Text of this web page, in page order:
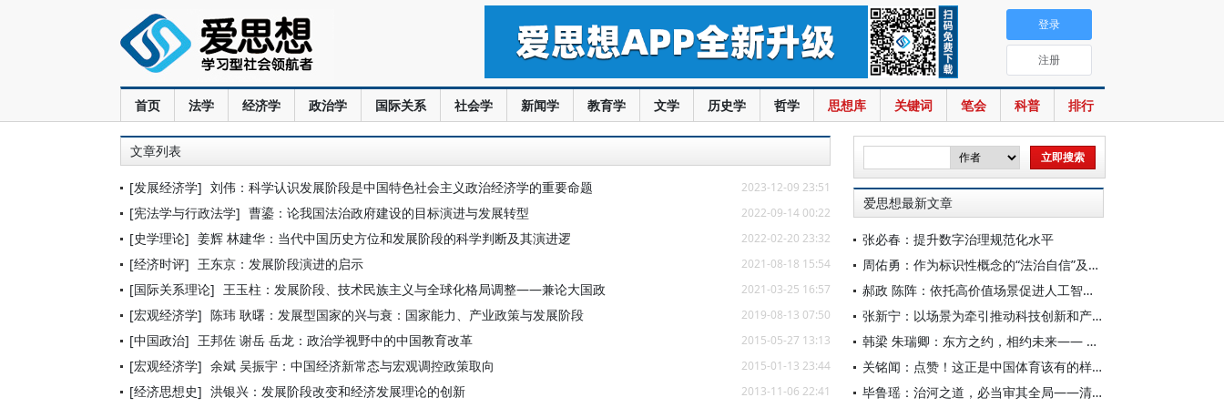
首页 法学 经济学 政治学 国际关系 社会学 新闻学 教育学 文学 历史学 哲学 思想库 关键词 笔会 科普 排行
登录
注册
文章列表
[发展经济学] 刘伟：科学认识发展阶段是中国特色社会主义政治经济学的重要命题 2023-12-09 23:51
[宪法学与行政法学] 曹鎏：论我国法治政府建设的目标演进与发展转型 2022-09-14 00:22
[史学理论] 姜辉 林建华：当代中国历史方位和发展阶段的科学判断及其演进逻 2022-02-20 23:32
[经济时评] 王东京：发展阶段演进的启示 2021-08-18 15:54
[国际关系理论] 王玉柱：发展阶段、技术民族主义与全球化格局调整——兼论大国政 2021-03-25 16:57
[宏观经济学] 陈玮 耿曙：发展型国家的兴与衰：国家能力、产业政策与发展阶段 2019-08-13 07:50
[中国政治] 王邦佐 谢岳 岳龙：政治学视野中的中国教育改革 2015-05-27 13:13
[宏观经济学] 余斌 吴振宇：中国经济新常态与宏观调控政策取向 2015-01-13 23:44
[经济思想史] 洪银兴：发展阶段改变和经济发展理论的创新 2013-11-06 22:41
爱思想最新文章
张必春：提升数字治理规范化水平
周佑勇：作为标识性概念的“法治自信”及其时代意蕴
郝政 陈阵：依托高价值场景促进人工智能高质量数据集建设
张新宁：以场景为牵引推动科技创新和产业创新深度融合
韩梁 朱瑞卿：东方之约，相约未来—— 中国元首外交的世界情怀与大国气派
关铭闻：点赞！这正是中国体育该有的样子
毕鲁瑶：治河之道，必当审其全局——清代靳辅的治水理念与实践